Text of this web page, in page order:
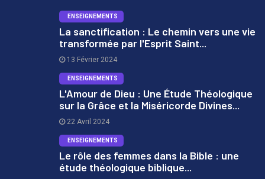
ENSEIGNEMENTS
La sanctification : Le chemin vers une vie
transformée par l'Esprit Saint...
13 Février 2024
ENSEIGNEMENTS
L'Amour de Dieu : Une Étude Théologique
sur la Grâce et la Miséricorde Divines...
22 Avril 2024
ENSEIGNEMENTS
Le rôle des femmes dans la Bible : une
étude théologique biblique...